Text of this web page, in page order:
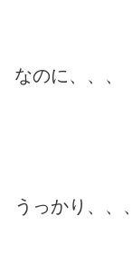
なのに、、、
うっかり、、、